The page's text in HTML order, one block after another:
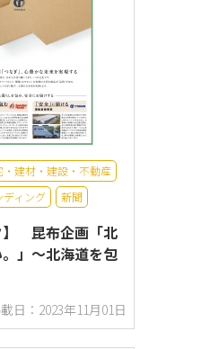
・建材・建設・不動産
ィング 新聞
】 昆布企画「北
」～北海道を包
日：2023年11月01日